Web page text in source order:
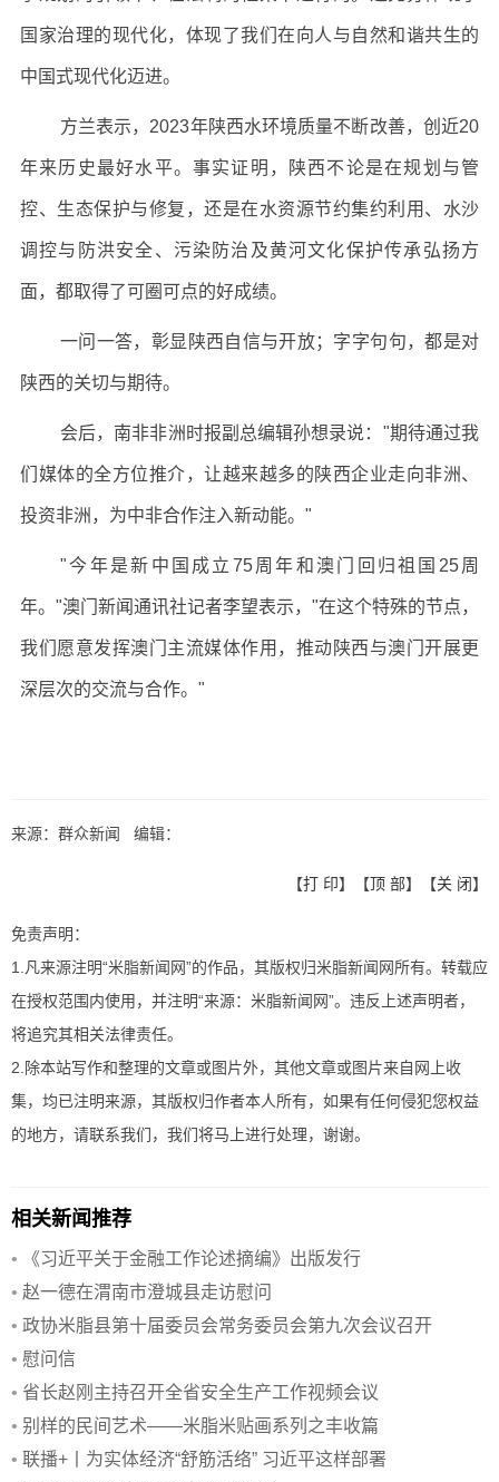
国家治理的现代化，体现了我们在向人与自然和谐共生的
中国式现代化迈进。
方兰表示，2023年陕西水环境质量不断改善，创近20
年来历史最好水平。事实证明，陕西不论是在规划与管
控、生态保护与修复，还是在水资源节约集约利用、水沙
调控与防洪安全、污染防治及黄河文化保护传承弘扬方
面，都取得了可圈可点的好成绩。
一问一答，彰显陕西自信与开放；字字句句，都是对
陕西的关切与期待。
会后，南非非洲时报副总编辑孙想录说："期待通过我
们媒体的全方位推介，让越来越多的陕西企业走向非洲、
投资非洲，为中非合作注入新动能。"
"今年是新中国成立75周年和澳门回归祖国25周
年。"澳门新闻通讯社记者李望表示，"在这个特殊的节点，
我们愿意发挥澳门主流媒体作用，推动陕西与澳门开展更
深层次的交流与合作。"
来源：群众新闻 编辑：
【打 印】【顶 部】【关 闭】
免责声明：
1.凡来源注明“米脂新闻网”的作品，其版权归米脂新闻网所有。转载应
在授权范围内使用，并注明“来源：米脂新闻网”。违反上述声明者，
将追究其相关法律责任。
2.除本站写作和整理的文章或图片外，其他文章或图片来自网上收
集，均已注明来源，其版权归作者本人所有，如果有任何侵犯您权益
的地方，请联系我们，我们将马上进行处理，谢谢。
相关新闻推荐
•
《习近平关于金融工作论述摘编》出版发行
• 赵一德在渭南市澄城县走访慰问
• 政协米脂县第十届委员会常务委员会第九次会议召开
• 慰问信
• 省长赵刚主持召开全省安全生产工作视频会议
• 别样的民间艺术——米脂米贴画系列之丰收篇
• 联播+丨为实体经济“舒筋活络” 习近平这样部署